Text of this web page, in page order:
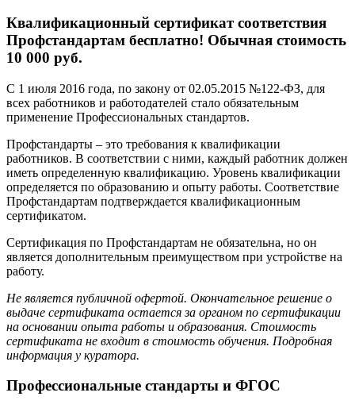
Квалификационный сертификат соответствия
Профстандартам бесплатно! Обычная стоимость
10 000 руб.
С 1 июля 2016 года, по закону от 02.05.2015 №122-ФЗ, для
всех работников и работодателей стало обязательным
применение Профессиональных стандартов.
Профстандарты – это требования к квалификации
работников. В соответствии с ними, каждый работник должен
иметь определенную квалификацию. Уровень квалификации
определяется по образованию и опыту работы. Соответствие
Профстандартам подтверждается квалификационным
сертификатом.
Сертификация по Профстандартам не обязательна, но он
является дополнительным преимуществом при устройстве на
работу.
Не является публичной офертой. Окончательное решение о
выдаче сертификата остается за органом по сертификации
на основании опыта работы и образования. Стоимость
сертификата не входит в стоимость обучения. Подробная
информация у куратора.
Профессиональные стандарты и ФГОС